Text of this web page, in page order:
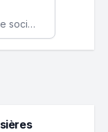
Améliorez l'efficacité de votre société avec une application web personnalisée accessible partout et tout le temps.